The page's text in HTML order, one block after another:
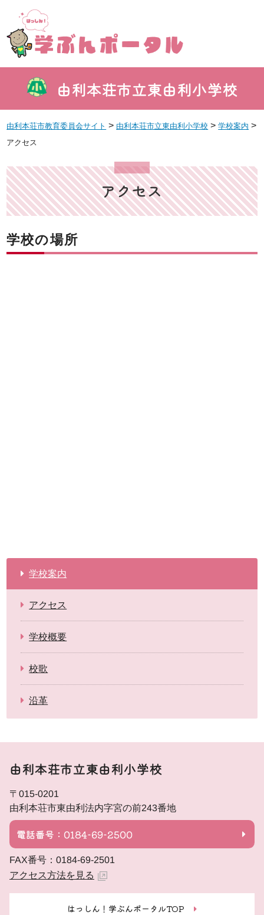
由利本荘市立東由利小学校
由利本荘市教育委員会サイト > 由利本荘市立東由利小学校 >学校案内 >
アクセス
アクセス
学校の場所
学校案内
アクセス
学校概要
校歌
沿革
由利本荘市立東由利小学校
〒015-0201
由利本荘市東由利法内字宮の前243番地
電話番号：0184-69-2500
FAX番号：0184-69-2501
アクセス方法を見る
はっしん！学ぶんポータルTOP